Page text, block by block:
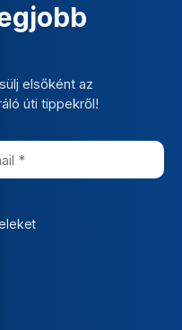
elsőként az
úti tippekről!